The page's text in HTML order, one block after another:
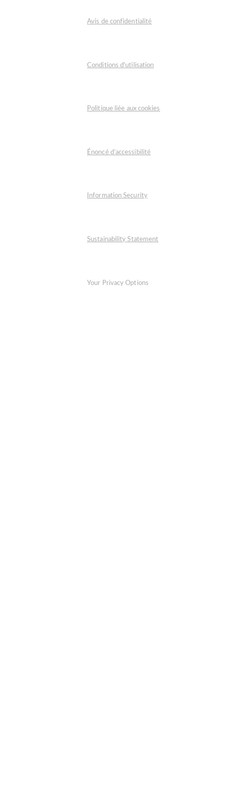
Avis de confidentialité
Conditions d'utilisation
Politique liée aux cookies
Énoncé d’accessibilité
Information Security
Sustainability Statement
Your Privacy Options